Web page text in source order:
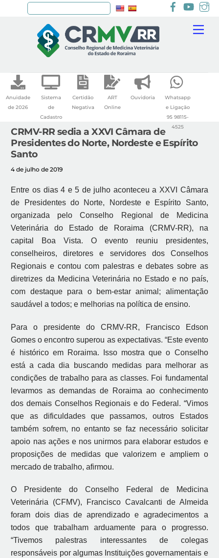
Anuidade
de 2026
Sistema
de
Cadastro
Certidão
Negativa
ART
Online
Ouvidoria
Whatsapp
e Ligação
95 98115-
4525
CRMV-RR sedia a XXVI Câmara de
Presidentes do Norte, Nordeste e Espírito
Santo
4 de julho de 2019
Entre os dias 4 e 5 de julho aconteceu a XXVI Câmara
de Presidentes do Norte, Nordeste e Espírito Santo,
organizada pelo Conselho Regional de Medicina
Veterinária do Estado de Roraima (CRMV-RR), na
capital Boa Vista. O evento reuniu presidentes,
conselheiros, diretores e servidores dos Conselhos
Regionais e contou com palestras e debates sobre as
diretrizes da Medicina Veterinária no Estado e no país,
com destaque para o bem-estar animal; alimentação
saudável a todos; e melhorias na política de ensino.
Para o presidente do CRMV-RR, Francisco Edson
Gomes o encontro superou as expectativas. “Este evento
é histórico em Roraima. Isso mostra que o Conselho
está a cada dia buscando medidas para melhorar as
condições de trabalho para as classes. Foi fundamental
levarmos as demandas de Roraima ao conhecimento
dos demais Conselhos Regionais e do Federal. “Vimos
que as dificuldades que passamos, outros Estados
também sofrem, no entanto se faz necessário solicitar
apoio nas ações e nos unirmos para elaborar estudos e
proposições de medidas que valorizem e ampliem o
mercado de trabalho, afirmou.
O Presidente do Conselho Federal de Medicina
Veterinária (CFMV), Francisco Cavalcanti de Almeida
foram dois dias de aprendizado e agradecimentos a
todos que trabalham arduamente para o progresso.
“Tivemos palestras interessantes de colegas
responsáveis por algumas Instituições governamentais e